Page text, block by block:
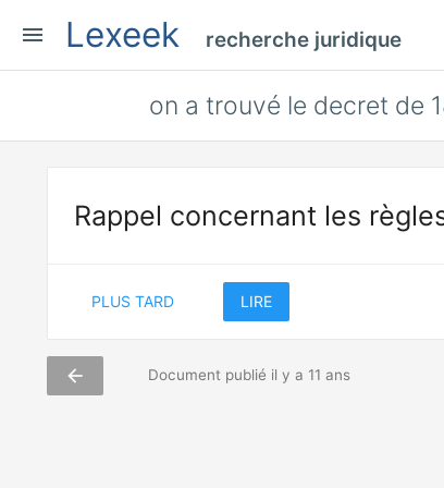
menu Lexeek recherche juridique
on a trouvé le decret de
Rappel concernant les
PLUS TARD LIRE
arrow_back Document publié il y a 11 ans